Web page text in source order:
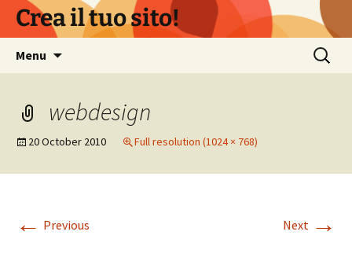
SkipCrea il tuo sito!
Menu
Search
for:
webdesign
20 October 2010 Full resolution (1024 × 768)
← Previous Next →